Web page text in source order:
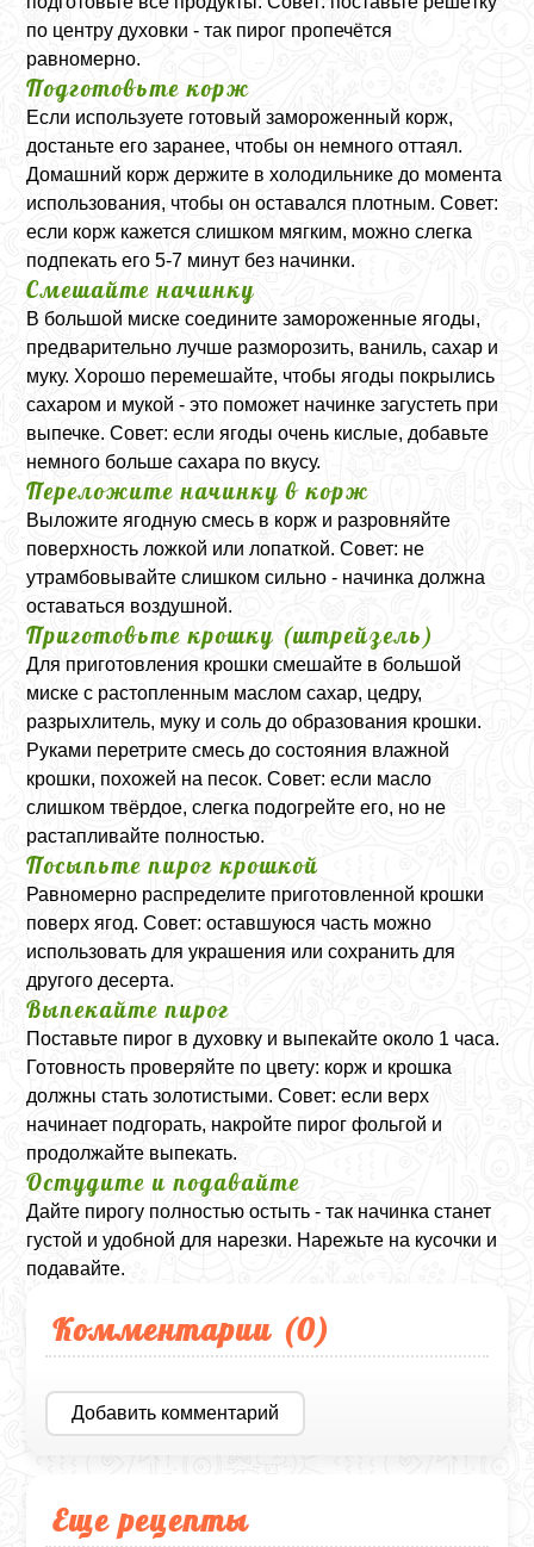
по центру духовки - так пирог пропечётся
равномерно.
Подготовьте корж
Если используете готовый замороженный корж,
достаньте его заранее, чтобы он немного оттаял.
Домашний корж держите в холодильнике до момента
использования, чтобы он оставался плотным. Совет:
если корж кажется слишком мягким, можно слегка
подпекать его 5-7 минут без начинки.
Смешайте начинку
В большой миске соедините замороженные ягоды,
предварительно лучше разморозить, ваниль, сахар и
муку. Хорошо перемешайте, чтобы ягоды покрылись
сахаром и мукой - это поможет начинке загустеть при
выпечке. Совет: если ягоды очень кислые, добавьте
немного больше сахара по вкусу.
Переложите начинку в корж
Выложите ягодную смесь в корж и разровняйте
поверхность ложкой или лопаткой. Совет: не
утрамбовывайте слишком сильно - начинка должна
оставаться воздушной.
Приготовьте крошку (штрейзель)
Для приготовления крошки смешайте в большой
миске с растопленным маслом сахар, цедру,
разрыхлитель, муку и соль до образования крошки.
Руками перетрите смесь до состояния влажной
крошки, похожей на песок. Совет: если масло
слишком твёрдое, слегка подогрейте его, но не
растапливайте полностью.
Посыпьте пирог крошкой
Равномерно распределите приготовленной крошки
поверх ягод. Совет: оставшуюся часть можно
использовать для украшения или сохранить для
другого десерта.
Выпекайте пирог
Поставьте пирог в духовку и выпекайте около 1 часа.
Готовность проверяйте по цвету: корж и крошка
должны стать золотистыми. Совет: если верх
начинает подгорать, накройте пирог фольгой и
продолжайте выпекать.
Остудите и подавайте
Дайте пирогу полностью остыть - так начинка станет
густой и удобной для нарезки. Нарежьте на кусочки и
подавайте.
Комментарии (0)
Добавить комментарий
Еще рецепты